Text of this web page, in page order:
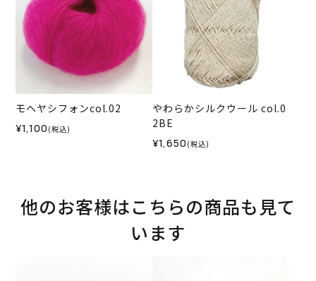
モヘヤシフォンcol.02
¥1,100 (税込)
やわらかシルクウール col.0
2BE
¥1,650 (税込)
他のお客様はこちらの商品も見て
います